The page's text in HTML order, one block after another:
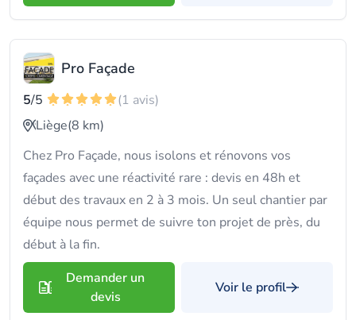
Pro Façade
5/5
(1 avis)
Liège(8 km)
Chez Pro Façade, nous isolons et rénovons vos
façades avec une réactivité rare : devis en 48h et
début des travaux en 2 à 3 mois. Un seul chantier par
équipe nous permet de suivre ton projet de près, du
début à la fin.
Demander un
devis
Voir le profil